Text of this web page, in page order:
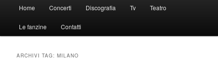
principale
Home Concerti Discografia Tv Teatro
Le fanzine Contatti
ARCHIVI TAG:MILANO